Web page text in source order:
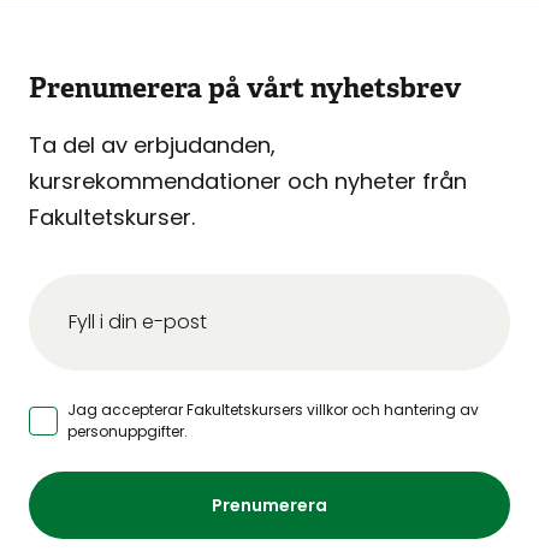
Prenumerera på vårt nyhetsbrev
Ta del av erbjudanden,
kursrekommendationer och nyheter från
Fakultetskurser.
Jag accepterar Fakultetskursers villkor och hantering av
personuppgifter.
Prenumerera